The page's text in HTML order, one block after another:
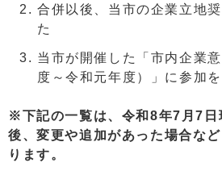
合併以後、当市の企業立地
た
当市が開催した「市内企業
度～令和元年度）」に参加を
※下記の一覧は、令和8年7月7日
後、変更や追加があった場合な
ります。